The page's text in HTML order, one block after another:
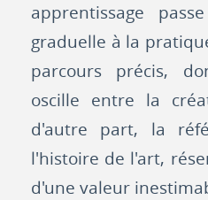
apprentissage
graduelle à la
parcours précis,
oscille entre la
d'autre part, la
l'histoire de l'art,
d'une valeur